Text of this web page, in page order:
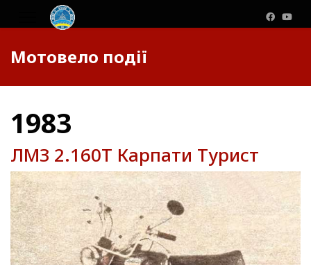
Мотовело події
1983
ЛМЗ 2.160Т Карпати Турист